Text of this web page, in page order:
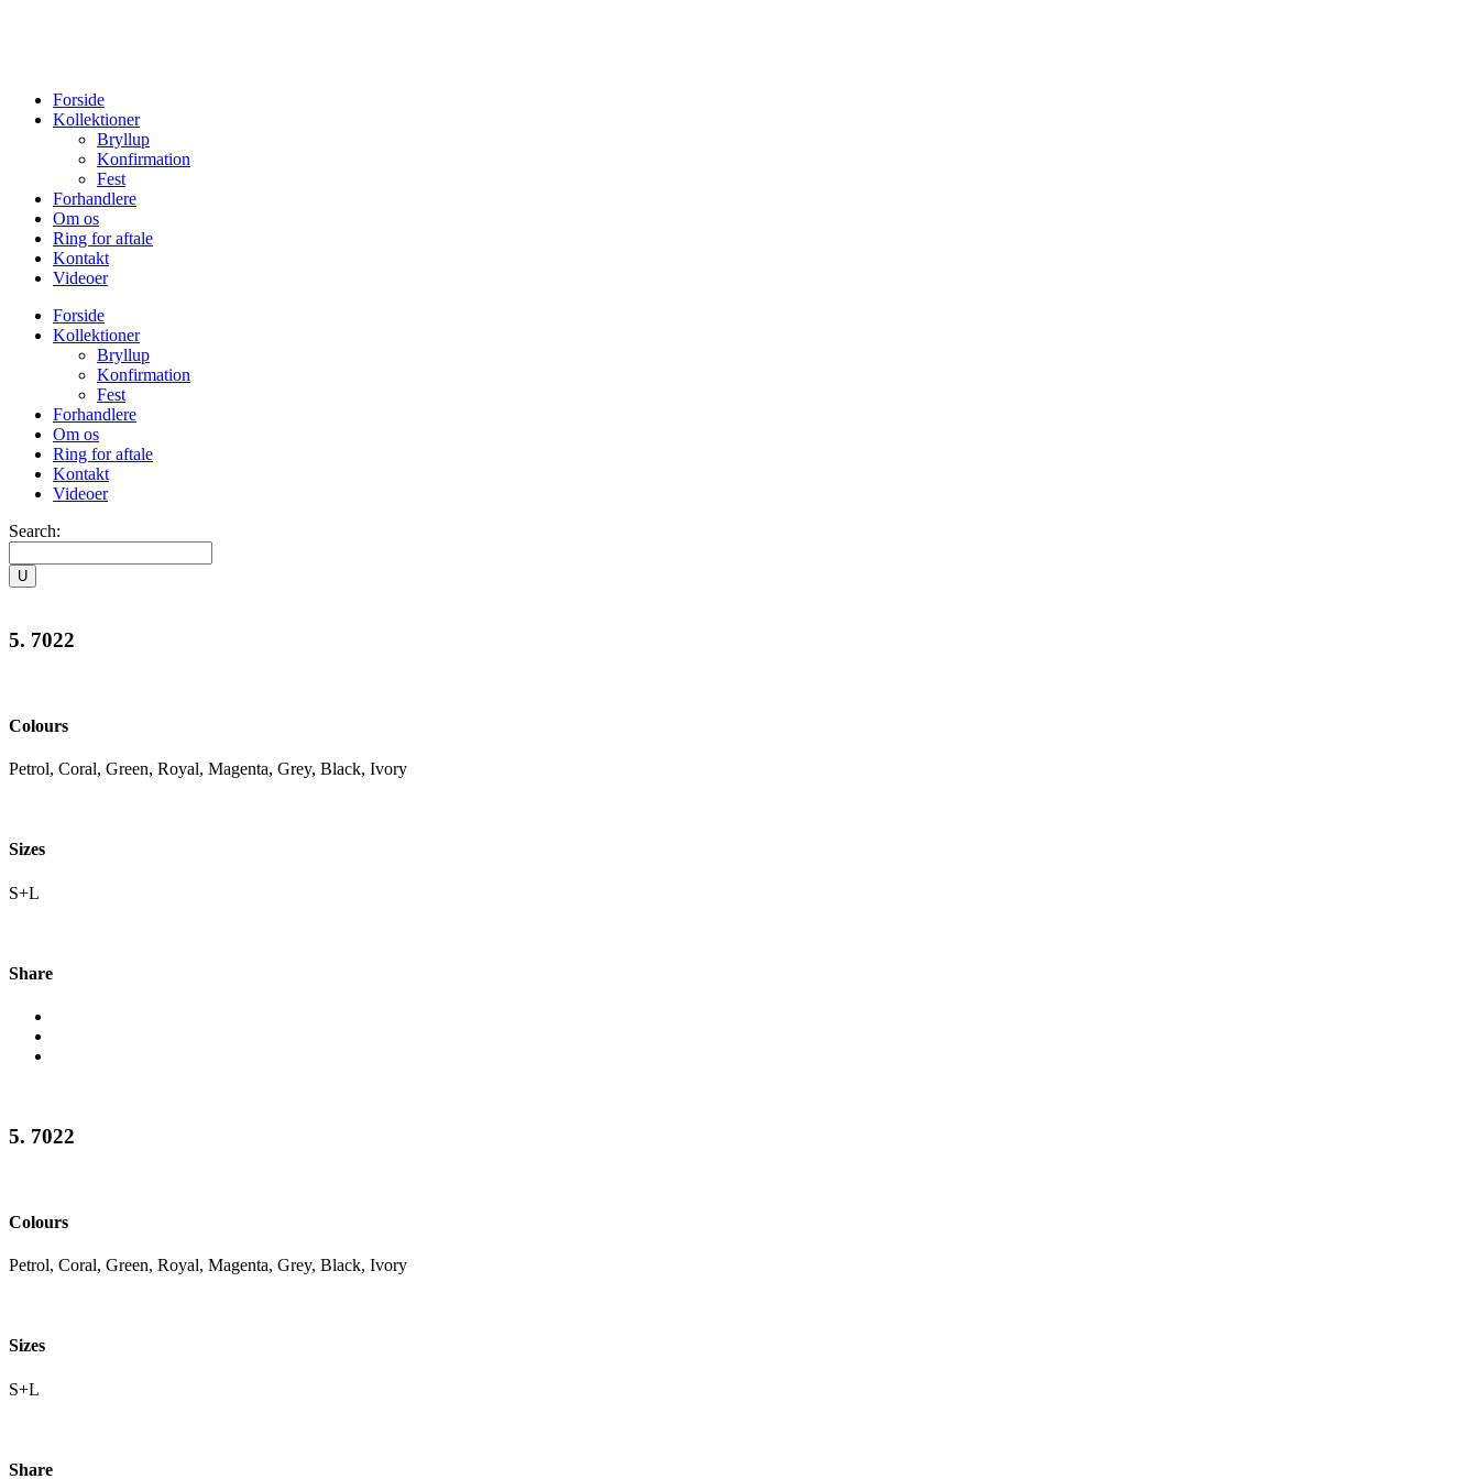
Forside
Kollektioner
Bryllup
Konfirmation
Fest
Forhandlere
Om os
Ring for aftale
Kontakt
Videoer
Forside
Kollektioner
Bryllup
Konfirmation
Fest
Forhandlere
Om os
Ring for aftale
Kontakt
Videoer
Search:
5. 7022
Colours
Petrol, Coral, Green, Royal, Magenta, Grey, Black, Ivory
Sizes
S+L
Share
5. 7022
Colours
Petrol, Coral, Green, Royal, Magenta, Grey, Black, Ivory
Sizes
S+L
Share